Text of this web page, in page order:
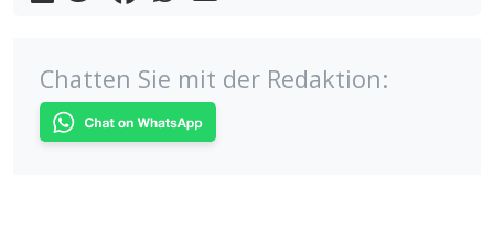
Chatten Sie mit der Redaktion: